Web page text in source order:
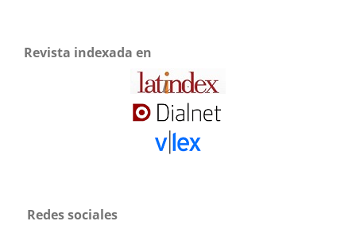
Revista indexada en
Redes sociales